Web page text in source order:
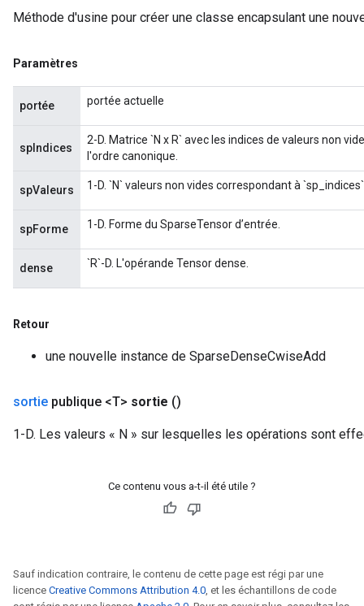
Méthode d'usine pour créer une classe encapsulant une
Paramètres
portée portée actuelle
spIndices
2-D. Matrice `N x R` avec les indices de valeurs non
l'ordre canonique.
spValeurs 1-D. `N` valeurs non vides correspondant à
spForme 1-D. Forme du SparseTensor d’entrée.
dense `R`-D. L'opérande Tensor dense.
Retour
une nouvelle instance de SparseDenseCwiseAdd
sortie publique <T> sortie ()
1-D. Les valeurs « N » sur lesquelles les opérations sont
Ce contenu vous a-t-il été utile ?
Sauf indication contraire, le contenu de cette page est régi par une
licence Creative Commons Attribution 4.0, et les échantillons de code